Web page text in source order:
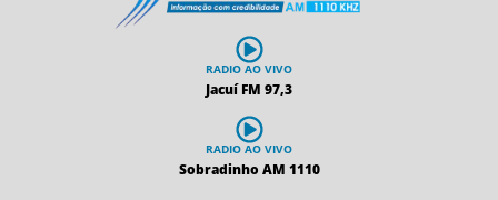
RADIO AO VIVO
Jacuí FM 97,3
RADIO AO VIVO
Sobradinho AM 1110